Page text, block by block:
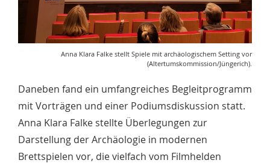
Anna Klara Falke stellt Spiele mit archäologischem Setting vor
(Altertumskommission/Jüngerich).
Daneben fand ein umfangreiches Begleitprogramm
mit Vorträgen und einer Podiumsdiskussion statt.
Anna Klara Falke stellte Überlegungen zur
Darstellung der Archäologie in modernen
Brettspielen vor, die vielfach vom Filmhelden